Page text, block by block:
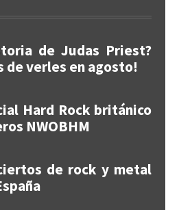
de Judas Priest?
de verles en agosto!
Hard Rock británico
NWOBHM
de rock y metal